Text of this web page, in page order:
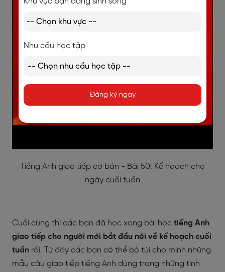
Tiếng Anh giao tiếp cơ bản - Bài 50: Kế hoạch cho
ngày cuối tuần
Cuối cùng thì các bạn đã học xong bài học tiếng Anh
giao tiếp cho người mới bắt đầu nói về kế hoạch cuối
tuần rồi. Từ đây các bạn có thể bỏ túi cho mình những
mẫu câu giao tiếp tiếng Anh dùng trong những tình
Nhu cầu học tập
Đăng ký ngay